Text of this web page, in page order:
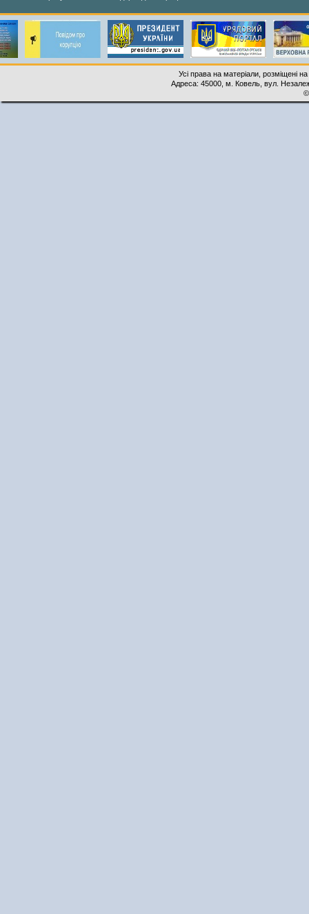
Усі права на матеріали, розміщені
Адреса: 45000, м. Ковель, вул.